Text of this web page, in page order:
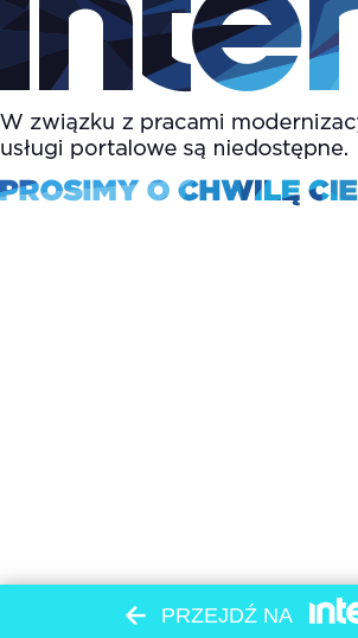
PRZEJDŹ NA